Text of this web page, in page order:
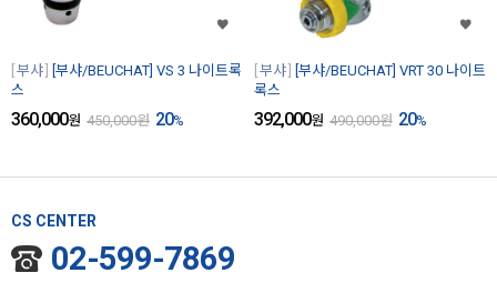
부샤
[부샤/BEUCHAT] VS 3 나이트록
스
360,000원 450,000원 20%
부샤
[부샤/BEUCHAT] VRT 30 나이트
록스
392,000원 490,000원 20%
CS CENTER
02-599-7869